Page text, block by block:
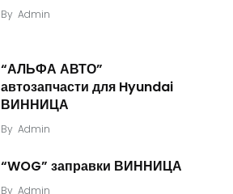
By Admin
“АЛЬФА АВТО”
автозапчасти для Hyundai
ВИННИЦА
By Admin
“WOG” заправки ВИННИЦА
By Admin